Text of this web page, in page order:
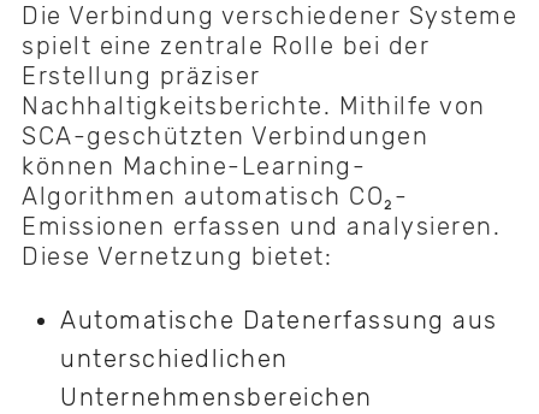
Die Verbindung verschiedener Systeme
spielt eine zentrale Rolle bei der
Erstellung präziser
Nachhaltigkeitsberichte. Mithilfe von
SCA-geschützten Verbindungen
können Machine-Learning-
Algorithmen automatisch CO₂-
Emissionen erfassen und analysieren.
Diese Vernetzung bietet:
Automatische Datenerfassung aus
unterschiedlichen
Unternehmensbereichen